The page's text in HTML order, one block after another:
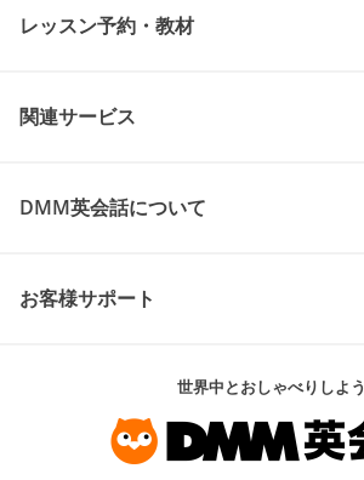
レッスン予約・教材
関連サービス
DMM英会話について
お客様サポート
世界中とおしゃべりしよう